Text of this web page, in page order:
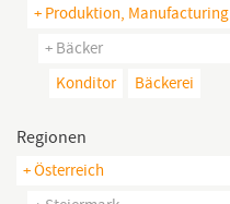
+ Produktion, Manufacturing
+ Bäcker
Konditor
Bäckerei
Regionen
+ Österreich